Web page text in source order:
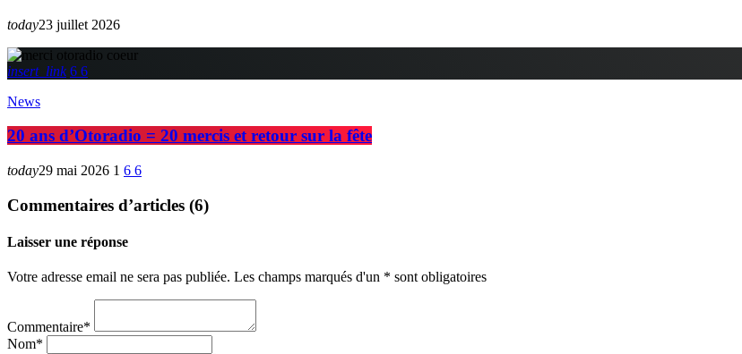
today23 juillet 2026
insert_link 6 6
News
20 ans d’Otoradio = 20 mercis et retour sur la fête
today29 mai 2026 1 6 6
Commentaires d’articles (6)
Laisser une réponse
Votre adresse email ne sera pas publiée. Les champs marqués d'un * sont obligatoires
Commentaire*
Nom*